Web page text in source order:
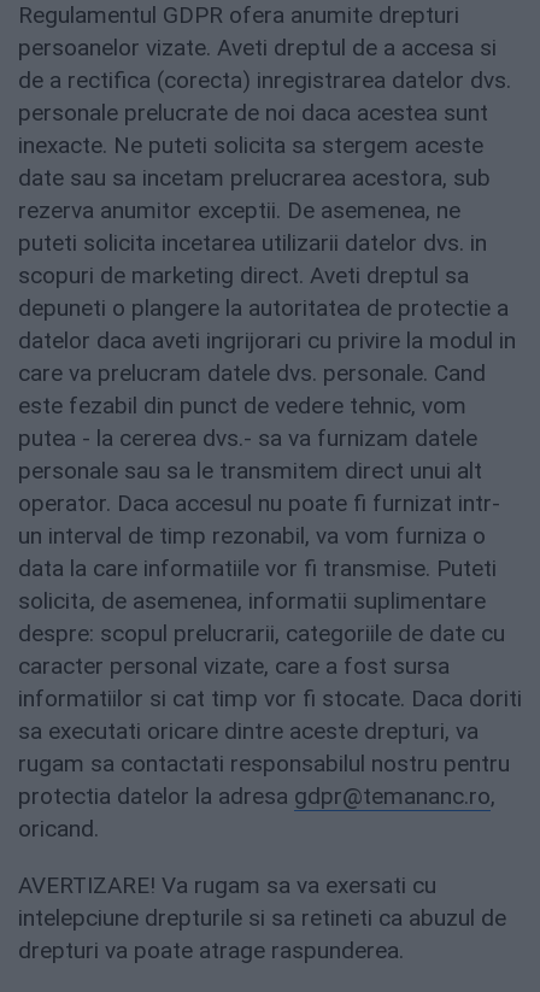
Regulamentul GDPR ofera anumite drepturi
persoanelor vizate. Aveti dreptul de a accesa si
de a rectifica (corecta) inregistrarea datelor dvs.
personale prelucrate de noi daca acestea sunt
inexacte. Ne puteti solicita sa stergem aceste
date sau sa incetam prelucrarea acestora, sub
rezerva anumitor exceptii. De asemenea, ne
puteti solicita incetarea utilizarii datelor dvs. in
scopuri de marketing direct. Aveti dreptul sa
depuneti o plangere la autoritatea de protectie a
datelor daca aveti ingrijorari cu privire la modul in
care va prelucram datele dvs. personale. Cand
este fezabil din punct de vedere tehnic, vom
putea - la cererea dvs.- sa va furnizam datele
personale sau sa le transmitem direct unui alt
operator. Daca accesul nu poate fi furnizat intr-
un interval de timp rezonabil, va vom furniza o
data la care informatiile vor fi transmise. Puteti
solicita, de asemenea, informatii suplimentare
despre: scopul prelucrarii, categoriile de date cu
caracter personal vizate, care a fost sursa
informatiilor si cat timp vor fi stocate. Daca doriti
sa executati oricare dintre aceste drepturi, va
rugam sa contactati responsabilul nostru pentru
protectia datelor la adresa gdpr@temananc.ro,
oricand.
AVERTIZARE! Va rugam sa va exersati cu
intelepciune drepturile si sa retineti ca abuzul de
drepturi va poate atrage raspunderea.